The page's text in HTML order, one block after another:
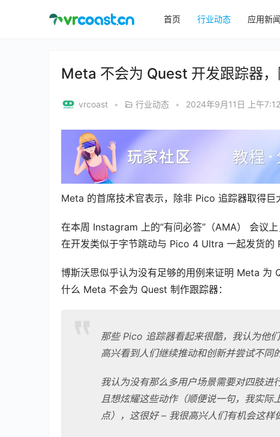
首页 行业动态 应用新闻
Meta 不会为 Quest 开发跟踪器
vrcoast • 行业动态 • 2024年9月11日 上午7:12
Meta 的首席技术官表示，除非 Pico 追踪器取得巨
在本周 Instagram 上的“有问必答”（AMA） 会议
在开发类似于字节跳动与 Pico 4 Ultra 一起发货的
博斯沃思似乎认为没有足够的用例来证明 Meta 为
什么 Meta 不会为 Quest 制作跟踪器：
那些 Pico 追踪器看起来很酷，我认为他
高兴看到人们继续推动和创新并尝试不同
我认为没有那么多用户场景需要对四肢
且想炫耀这些动作（顺便说一句，我实
点），这很好 – 我很高兴人们有机会这样